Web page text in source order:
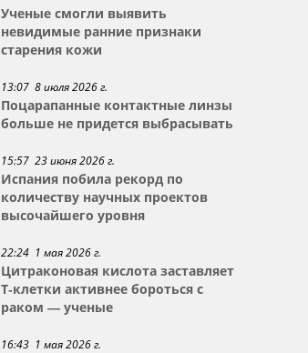
Ученые смогли выявить
невидимые ранние признаки
старения кожи
13:07 8 июля 2026 г.
Поцарапанные контактные линзы
больше не придется выбрасывать
15:57 23 июня 2026 г.
Испания побила рекорд по
количеству научных проектов
высочайшего уровня
22:24 1 мая 2026 г.
Цитраконовая кислота заставляет
Т-клетки активнее бороться с
раком — ученые
16:43 1 мая 2026 г.